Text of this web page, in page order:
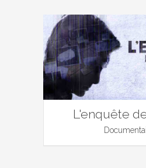
L'enquête